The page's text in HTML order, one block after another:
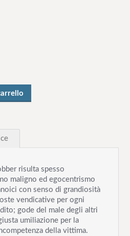
risulta spesso
maligno ed egocentrismo
con senso di grandiosità
vendicative per ogni
gode del male degli altri
umiliazione per la
della vittima.